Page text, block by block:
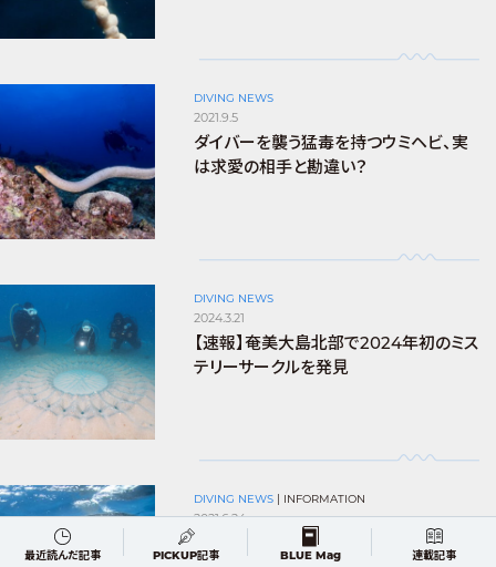
DIVING NEWS
2021.9.5
ダイバーを襲う猛毒を持つウミヘビ、実
は求愛の相手と勘違い？
DIVING NEWS
2024.3.21
【速報】奄美大島北部で2024年初のミス
テリーサークルを発見
DIVING NEWS | INFORMATION
2021.6.24
＜速報＞各地でジンベエラッシュ相次ぐ！
最近読んだ記事 PICKUP記事 BLUE Mag 連載記事